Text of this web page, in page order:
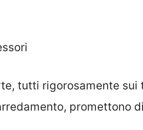
tutti rigorosamente sui
promettono